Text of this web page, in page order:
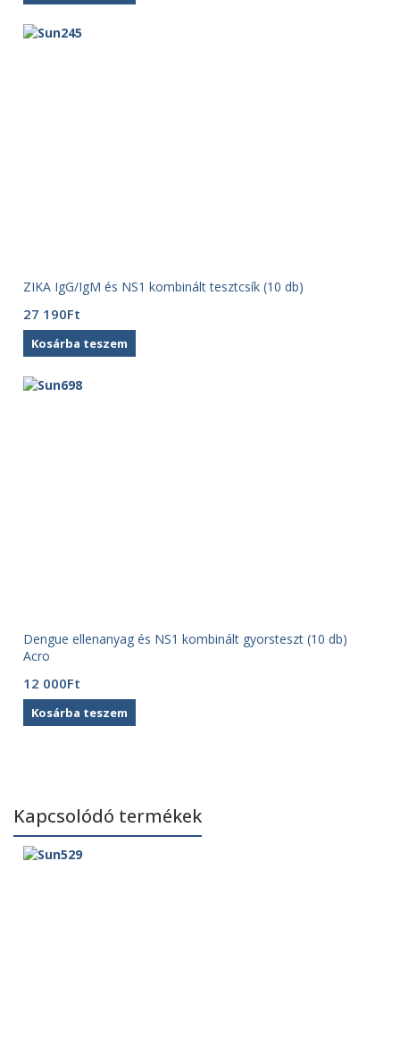
ZIKA IgG/IgM és NS1 kombinált tesztcsík (10 db)
27 190Ft
Kosárba teszem
Dengue ellenanyag és NS1 kombinált gyorsteszt (10 db)
Acro
12 000Ft
Kosárba teszem
Kapcsolódó termékek